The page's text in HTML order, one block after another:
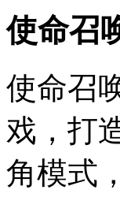
使命召
使命召
戏，打
角模式